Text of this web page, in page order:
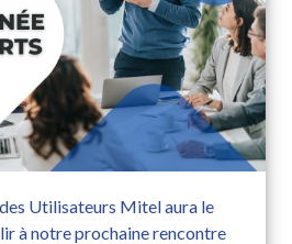
des Utilisateurs Mitel aura le
à notre prochaine rencontre